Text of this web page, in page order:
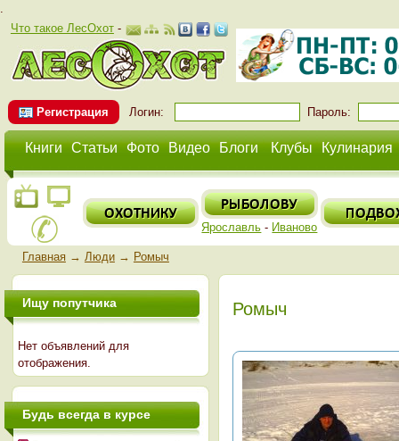
.
Что такое ЛесОхот-
Регистрация Логин: Пароль:
Книги Статьи Фото Видео Блоги Клубы Кулинария
Ярославль - Иваново
Главная→ Люди→ Ромыч
Ромыч
Ищу попутчика
Нет объявлений для
отображения.
Будь всегда в курсе